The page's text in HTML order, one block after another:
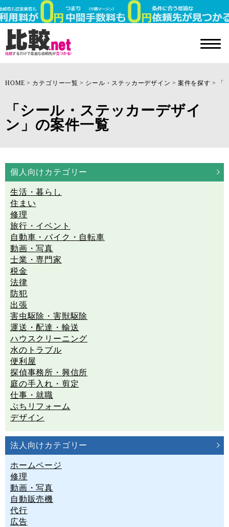
HOME カテゴリー一覧 シール・ステッカーデザイン 案件を探す 「
「シール・ステッカーデザイ
ン」の案件一覧
個人向けカテゴリー
生活・暮らし
住まい
修理
旅行・イベント
自動車・バイク・自転車
動画・写真
士業・専門家
税金
法律
防犯
出張
害虫駆除・害獣駆除
運送・配達・輸送
ハウスクリーニング
水のトラブル
便利屋
探偵事務所・興信所
庭の手入れ・剪定
仕事・就職
ぷちリフォーム
デザイン
法人向けカテゴリー
ホームページ
修理
動画・写真
自動販売機
代行
広告